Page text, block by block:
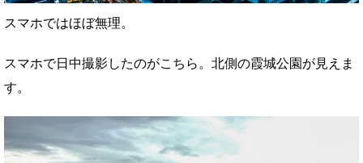
スマホではほぼ無理。
スマホで日中撮影したのがこちら。北側の霞城公園が見えま
す。